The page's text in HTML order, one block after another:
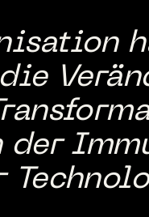
der